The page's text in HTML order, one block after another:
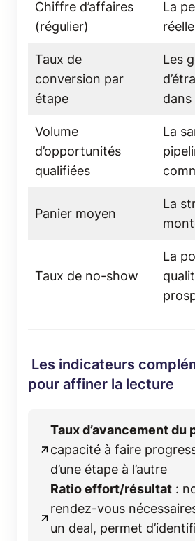
Chiffre d’affaires
(régulier)
La
Taux de
conversion par
étape
Les
dans
Volume
d’opportunités
qualifiées
La
Panier moyen
La
Taux de no-show
La
Les indicateurs
pour affiner la lecture
Taux d’avancement du
capacité à faire
d’une étape à l’autre
Ratio effort/résultat :
rendez-vous
un deal, permet